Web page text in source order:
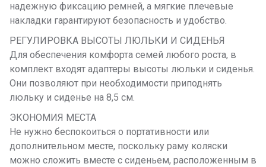
надежную фиксацию ремней, а мягкие плечевые
накладки гарантируют безопасность и удобство.
РЕГУЛИРОВКА ВЫСОТЫ ЛЮЛЬКИ И СИДЕНЬЯ
Для обеспечения комфорта семей любого роста, в
комплект входят адаптеры высоты люльки и сиденья.
Они позволяют при необходимости приподнять
люльку и сиденье на 8,5 см.
ЭКОНОМИЯ МЕСТА
Не нужно беспокоиться о портативности или
дополнительном месте, поскольку раму коляски
можно сложить вместе с сиденьем, расположенным в